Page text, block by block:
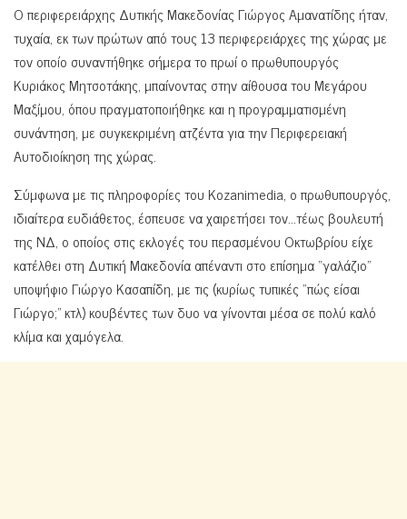
Ο περιφερειάρχης Δυτικής Μακεδονίας Γιώργος Αμανατίδης ήταν,
τυχαία, εκ των πρώτων από τους 13 περιφερειάρχες της χώρας με
τον οποίο συναντήθηκε σήμερα το πρωί ο πρωθυπουργός
Κυριάκος Μητσοτάκης, μπαίνοντας στην αίθουσα του Μεγάρου
Μαξίμου, όπου πραγματοποιήθηκε και η προγραμματισμένη
συνάντηση, με συγκεκριμένη ατζέντα για την Περιφερειακή
Αυτοδιοίκηση της χώρας.
Σύμφωνα με τις πληροφορίες του Kozanimedia, ο πρωθυπουργός,
ιδιαίτερα ευδιάθετος, έσπευσε να χαιρετήσει τον…τέως βουλευτή
της ΝΔ, ο οποίος στις εκλογές του περασμένου Οκτωβρίου είχε
κατέλθει στη Δυτική Μακεδονία απέναντι στο επίσημα “γαλάζιο”
υποψήφιο Γιώργο Κασαπίδη, με τις (κυρίως τυπικές “πώς είσαι
Γιώργο;” κτλ) κουβέντες των δυο να γίνονται μέσα σε πολύ καλό
κλίμα και χαμόγελα.